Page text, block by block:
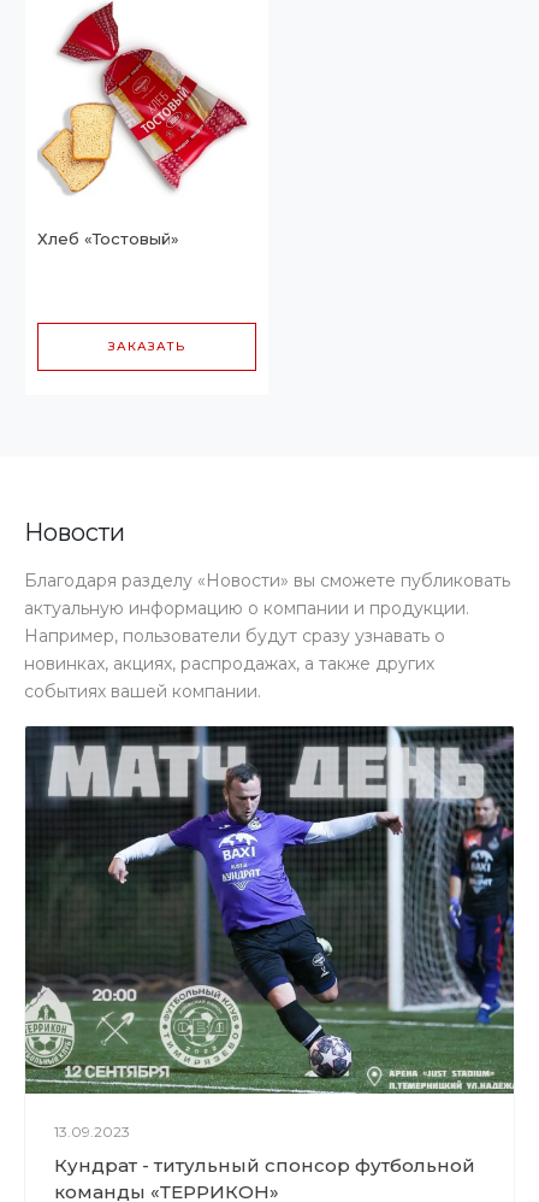
Хлеб «Тостовый»
ЗАКАЗАТЬ
Новости
Благодаря разделу «Новости» вы сможете публиковать
актуальную информацию о компании и продукции.
Например, пользователи будут сразу узнавать о
новинках, акциях, распродажах, а также других
событиях вашей компании.
13.09.2023
Кундрат - титульный спонсор футбольной
команды «ТЕРРИКОН»